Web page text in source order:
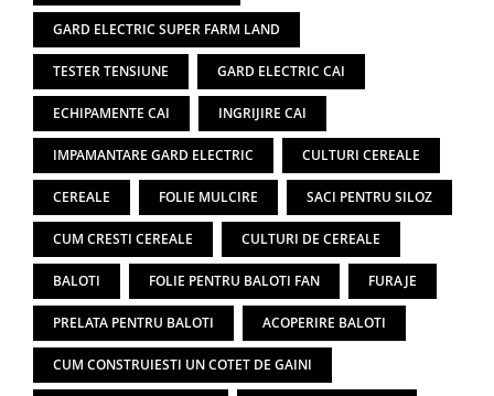
GARD ELECTRIC SUPER FARM LAND
TESTER TENSIUNE GARD ELECTRIC CAI
ECHIPAMENTE CAI INGRIJIRE CAI
IMPAMANTARE GARD ELECTRIC CULTURI CEREALE
CEREALE FOLIE MULCIRE SACI PENTRU SILOZ
CUM CRESTI CEREALE CULTURI DE CEREALE
BALOTI FOLIE PENTRU BALOTI FAN FURAJE
PRELATA PENTRU BALOTI ACOPERIRE BALOTI
CUM CONSTRUIESTI UN COTET DE GAINI